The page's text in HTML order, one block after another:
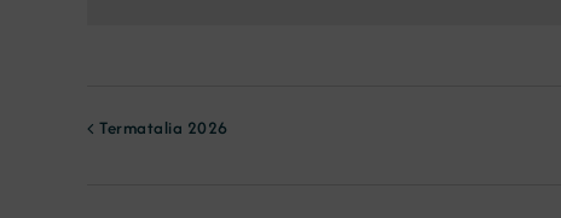
Termatalia 2026